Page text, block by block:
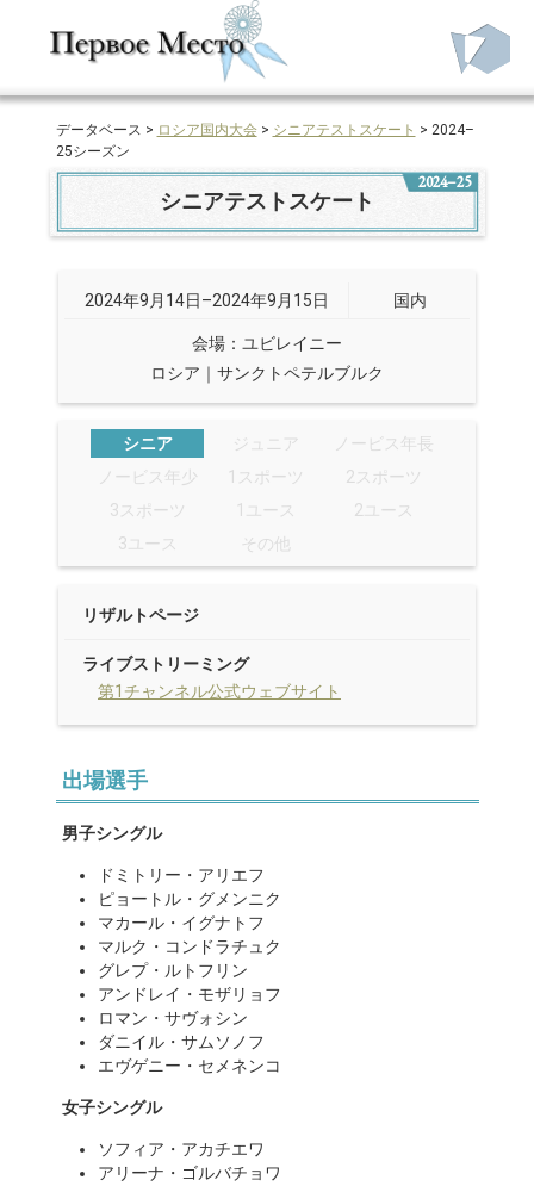
データベース > ロシア国内大会> シニアテストスケート > 2024–
25シーズン
2024–25
シニアテストスケート
2024年9月14日–2024年9月15日 国内
会場：ユビレイニー
ロシア｜サンクトペテルブルク
シニア ジュニア
ノービス年長
ノービス年少
1スポーツ
2スポーツ
3スポーツ
1ユース
2ユース
3ユース
その他
リザルトページ
ライブストリーミング
第1チャンネル公式ウェブサイト
出場選手
男子シングル
ドミトリー・アリエフ
ピョートル・グメンニク
マカール・イグナトフ
マルク・コンドラチュク
グレプ・ルトフリン
アンドレイ・モザリョフ
ロマン・サヴォシン
ダニイル・サムソノフ
エヴゲニー・セメネンコ
女子シングル
ソフィア・アカチエワ
アリーナ・ゴルバチョワ